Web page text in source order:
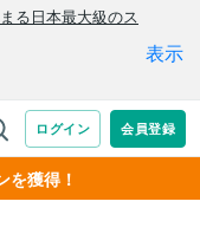
を獲得！